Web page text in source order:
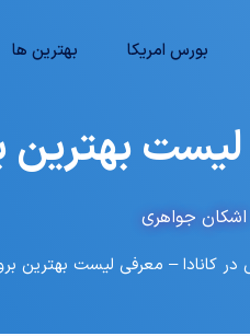
بورس امریکا بهترین ها
بهترین
اشکان جواهری
کانادا – معرفی لیست بهترین